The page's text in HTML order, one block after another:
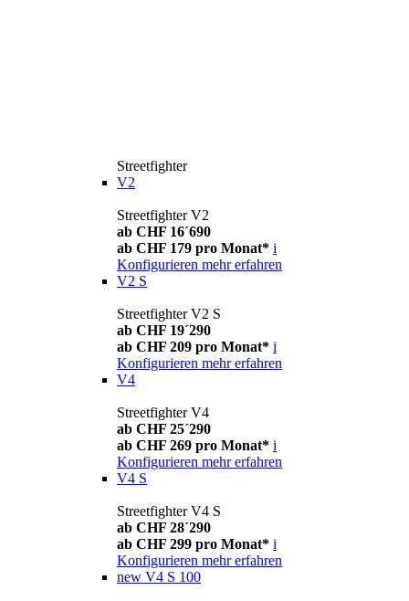
Streetfighter
V2
Streetfighter V2
ab CHF 16´690
ab CHF 179 pro Monat* i
Konfigurieren mehr erfahren
V2 S
Streetfighter V2 S
ab CHF 19´290
ab CHF 209 pro Monat* i
Konfigurieren mehr erfahren
V4
Streetfighter V4
ab CHF 25´290
ab CHF 269 pro Monat* i
Konfigurieren mehr erfahren
V4 S
Streetfighter V4 S
ab CHF 28´290
ab CHF 299 pro Monat* i
Konfigurieren mehr erfahren
new V4 S 100